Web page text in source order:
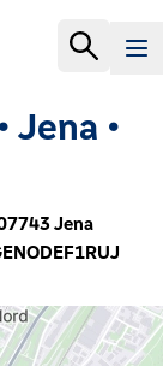
Jena •
Jena